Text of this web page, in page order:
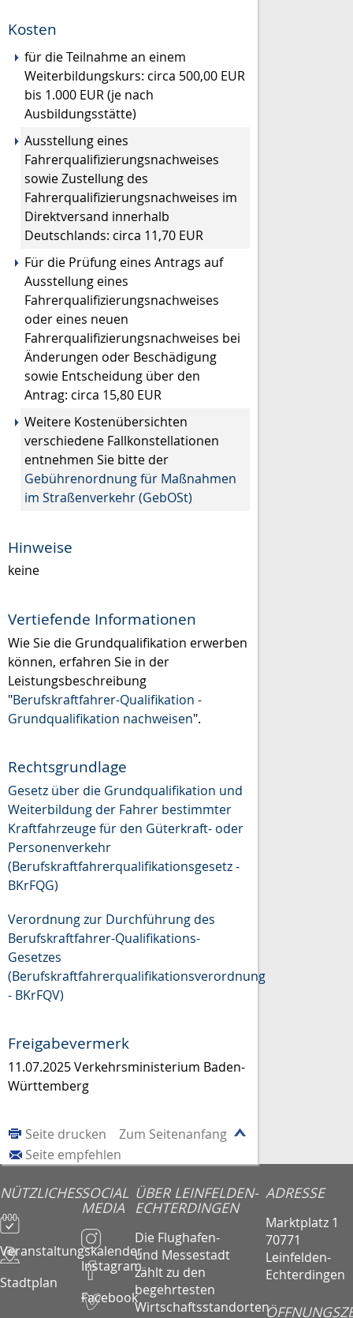
Kosten
für die Teilnahme an einem
Weiterbildungskurs: circa 500,00 EUR
bis 1.000 EUR (je nach
Ausbildungsstätte)
Ausstellung eines
Fahrerqualifizierungsnachweises
sowie Zustellung des
Fahrerqualifizierungsnachweises im
Direktversand innerhalb
Deutschlands: circa 11,70 EUR
Für die Prüfung eines Antrags auf
Ausstellung eines
Fahrerqualifizierungsnachweises
oder eines neuen
Fahrerqualifizierungsnachweises bei
Änderungen oder Beschädigung
sowie Entscheidung über den
Antrag: circa 15,80 EUR
Weitere Kostenübersichten
verschiedene Fallkonstellationen
entnehmen Sie bitte der
Gebührenordnung für Maßnahmen
im Straßenverkehr (GebOSt)
Hinweise
keine
Vertiefende Informationen
Wie Sie die Grundqualifikation erwerben
können, erfahren Sie in der
Leistungsbeschreibung
"Berufskraftfahrer-Qualifikation -
Grundqualifikation nachweisen".
Rechtsgrundlage
Gesetz über die Grundqualifikation und
Weiterbildung der Fahrer bestimmter
Kraftfahrzeuge für den Güterkraft- oder
Personenverkehr
(Berufskraftfahrerqualifikationsgesetz -
BKrFQG)
Verordnung zur Durchführung des
Berufskraftfahrer-Qualifikations-
Gesetzes
(Berufskraftfahrerqualifikationsverordnung
- BKrFQV)
Freigabevermerk
11.07.2025Verkehrsministerium Baden-
Württemberg
Zum Seitenanfang
Seite drucken
Seite empfehlen
NÜTZLICHES
Veranstaltungskalender
Stadtplan
SOCIAL
MEDIA
Instagram
Facebook
ÜBER LEINFELDEN-
ECHTERDINGEN
Die Flughafen-
und Messestadt
zählt zu den
begehrtesten
Wirtschaftsstandorten
ADRESSE
Marktplatz 1
70771
Leinfelden-
Echterdingen